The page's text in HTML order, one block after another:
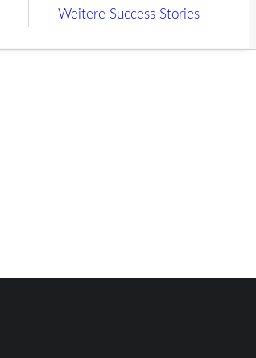
Weitere Success Stories